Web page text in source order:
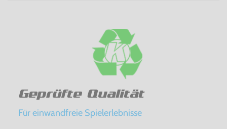
Geprüfte Qualität
Für einwandfreie Spielerlebnisse